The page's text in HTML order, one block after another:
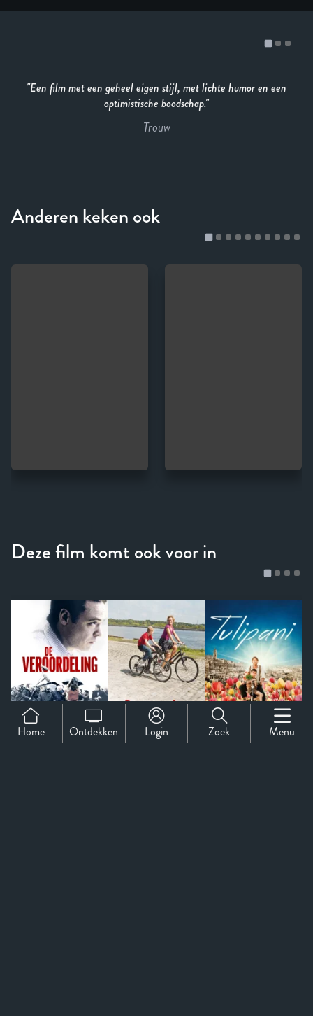
Een film met een geheel eigen stijl, met lichte humor en een
optimistische boodschap.
Trouw
Home Ontdekken Login Zoek Menu